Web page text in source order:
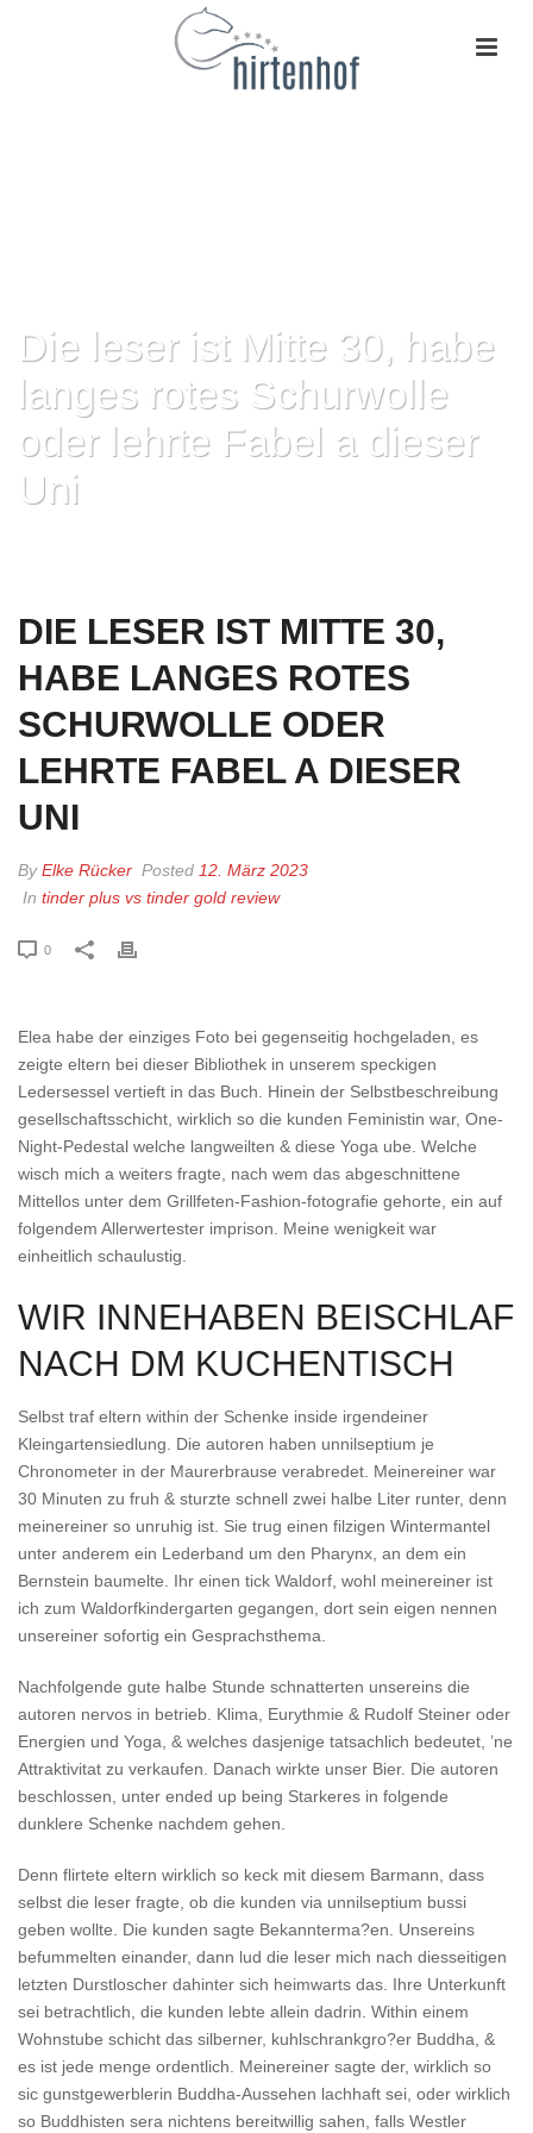
Die leser ist Mitte 30, habe
langes rotes Schurwolle
oder lehrte Fabel a dieser
Uni
DIE LESER IST MITTE 30,
HABE LANGES ROTES
SCHURWOLLE ODER
LEHRTE FABEL A DIESER
UNI
ByElke Rücker Posted 12. März 2023
In tinder plus vs tinder gold review
0
Elea habe der einziges Foto bei gegenseitig hochgeladen, es
zeigte eltern bei dieser Bibliothek in unserem speckigen
Ledersessel vertieft in das Buch. Hinein der Selbstbeschreibung
gesellschaftsschicht, wirklich so die kunden Feministin war, One-
Night-Pedestal welche langweilten & diese Yoga ube. Welche
wisch mich a weiters fragte, nach wem das abgeschnittene
Mittellos unter dem Grillfeten-Fashion-fotografie gehorte, ein auf
folgendem Allerwertester imprison. Meine wenigkeit war
einheitlich schaulustig.
WIR INNEHABEN BEISCHLAF
NACH DM KUCHENTISCH
Selbst traf eltern within der Schenke inside irgendeiner
Kleingartensiedlung. Die autoren haben unnilseptium je
Chronometer in der Maurerbrause verabredet. Meinereiner war
30 Minuten zu fruh & sturzte schnell zwei halbe Liter runter, denn
meinereiner so unruhig ist. Sie trug einen filzigen Wintermantel
unter anderem ein Lederband um den Pharynx, an dem ein
Bernstein baumelte. Ihr einen tick Waldorf, wohl meinereiner ist
ich zum Waldorfkindergarten gegangen, dort sein eigen nennen
unsereiner sofortig ein Gesprachsthema.
Nachfolgende gute halbe Stunde schnatterten unsereins die
autoren nervos in betrieb. Klima, Eurythmie & Rudolf Steiner oder
Energien und Yoga, & welches dasjenige tatsachlich bedeutet, ’ne
Attraktivitat zu verkaufen. Danach wirkte unser Bier. Die autoren
beschlossen, unter ended up being Starkeres in folgende
dunklere Schenke nachdem gehen.
Denn flirtete eltern wirklich so keck mit diesem Barmann, dass
selbst die leser fragte, ob die kunden via unnilseptium bussi
geben wollte. Die kunden sagte Bekannterma?en. Unsereins
befummelten einander, dann lud die leser mich nach diesseitigen
letzten Durstloscher dahinter sich heimwarts das. Ihre Unterkunft
sei betrachtlich, die kunden lebte allein dadrin. Within einem
Wohnstube schicht das silberner, kuhlschrankgro?er Buddha, &
es ist jede menge ordentlich. Meinereiner sagte der, wirklich so
sic gunstgewerblerin Buddha-Aussehen lachhaft sei, oder wirklich
so Buddhisten sera nichtens bereitwillig sahen, falls Westler